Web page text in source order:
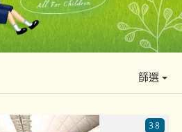
篩選
38